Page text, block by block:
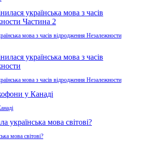
мова з часів відродження Незалежности
мова з часів відродження Незалежности
мова світові?